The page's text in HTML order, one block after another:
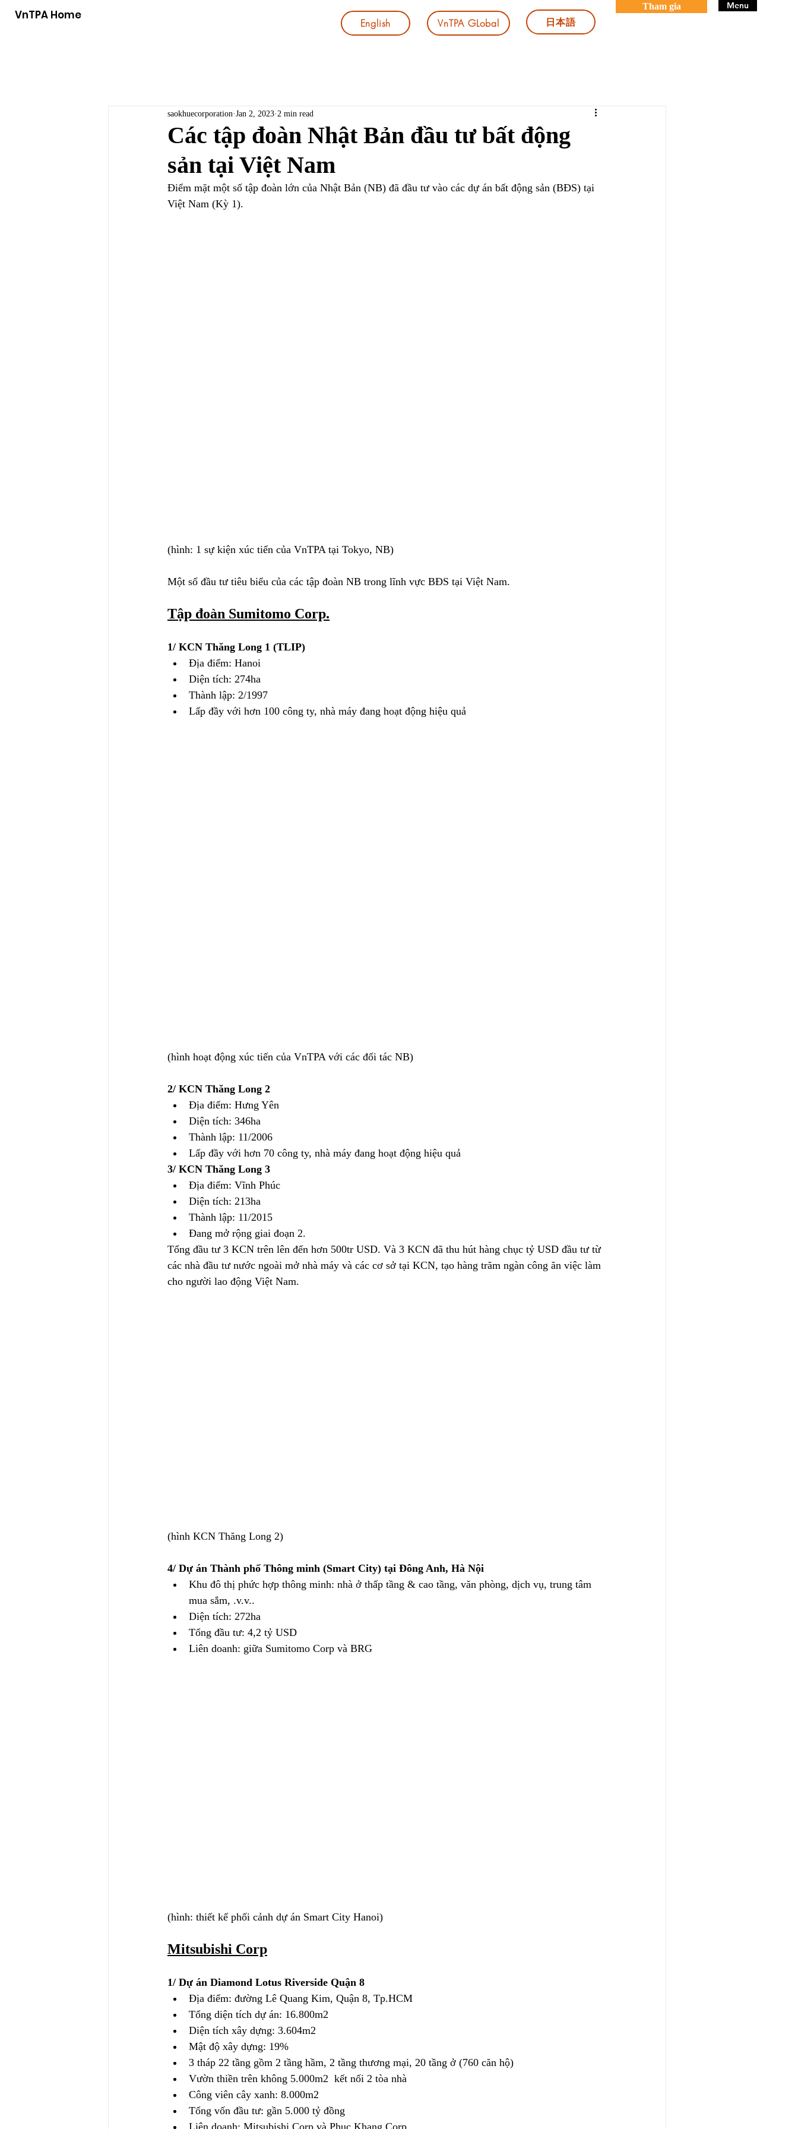
VnTPA Home
English VnTPA GLobal 日本語
Menu
Tham gia
Các tập đoàn Nhật Bản đầu tư bất động
sản tại Việt Nam
saokhuecorporation Jan 2, 2023 2 min read
Điểm mặt một số tập đoàn lớn của Nhật Bản (NB) đã đầu tư vào các dự án bất động sản (BĐS) tại
Việt Nam (Kỳ 1).
(hình: 1 sự kiện xúc tiến của VnTPA tại Tokyo, NB)
Một số đầu tư tiêu biểu của các tập đoàn NB trong lĩnh vực BĐS tại Việt Nam.
Tập đoàn Sumitomo Corp.
1/ KCN Thăng Long 1 (TLIP)
Địa điểm: Hanoi
Diện tích: 274ha
Thành lập: 2/1997
Lấp đầy với hơn 100 công ty, nhà máy đang hoạt động hiệu quả
(hình hoạt động xúc tiến của VnTPA với các đối tác NB)
2/ KCN Thăng Long 2
Địa điểm: Hưng Yên
Diện tích: 346ha
Thành lập: 11/2006
Lấp đầy với hơn 70 công ty, nhà máy đang hoạt động hiệu quả
3/ KCN Thăng Long 3
Địa điểm: Vĩnh Phúc
Diện tích: 213ha
Thành lập: 11/2015
Đang mở rộng giai đoạn 2.
Tổng đầu tư 3 KCN trên lên đến hơn 500tr USD. Và 3 KCN đã thu hút hàng chục tỷ USD đầu tư từ
các nhà đầu tư nước ngoài mở nhà máy và các cơ sở tại KCN, tạo hàng trăm ngàn công ăn việc làm
cho người lao động Việt Nam.
(hình KCN Thăng Long 2)
4/ Dự án Thành phố Thông minh (Smart City) tại Đông Anh, Hà Nội
Khu đô thị phức hợp thông minh: nhà ở thấp tầng & cao tầng, văn phòng, dịch vụ, trung tâm
mua sắm, .v.v..
Diện tích: 272ha
Tổng đầu tư: 4,2 tỷ USD
Liên doanh: giữa Sumitomo Corp và BRG
(hình: thiết kế phối cảnh dự án Smart City Hanoi)
Mitsubishi Corp
1/ Dự án Diamond Lotus Riverside Quận 8
Địa điểm: đường Lê Quang Kim, Quận 8, Tp.HCM
Tổng diện tích dự án: 16.800m2
Diện tích xây dựng: 3.604m2
Mật độ xây dựng: 19%
3 tháp 22 tầng gồm 2 tầng hầm, 2 tầng thương mại, 20 tầng ở (760 căn hộ)
Vườn thiền trên không 5.000m2  kết nối 2 tòa nhà
Công viên cây xanh: 8.000m2
Tổng vốn đầu tư: gần 5.000 tỷ đồng
Liên doanh: Mitsubishi Corp và Phuc Khang Corp